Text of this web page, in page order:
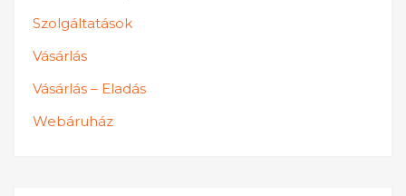
Szolgáltatások
Vásárlás
Vásárlás – Eladás
Webáruház